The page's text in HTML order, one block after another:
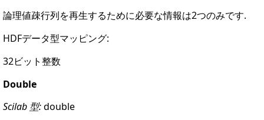
論理値疎行列を再生するために必要な情報は2つのみです.
HDFデータ型マッピング:
32ビット整数
Double
Scilab 型:double